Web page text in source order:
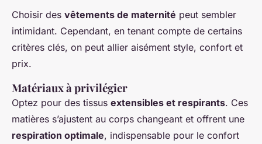
Choisir des vêtements de maternité peut sembler
intimidant. Cependant, en tenant compte de certains
critères clés, on peut allier aisément style, confort et
prix.
Matériaux à privilégier
Optez pour des tissus extensibles et respirants. Ces
matières s’ajustent au corps changeant et offrent une
respiration optimale, indispensable pour le confort